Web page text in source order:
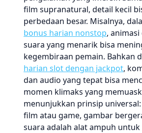
film supranatural, detail kecil
perbedaan besar. Misalnya,
bonus harian nonstop,
suara yang menarik bisa
kegembiraan pemain. Bahkan
harian slot dengan jackpot,
dan audio yang tepat bisa
momen klimaks yang
menunjukkan prinsip
film atau game, gambar
suara adalah alat ampuh